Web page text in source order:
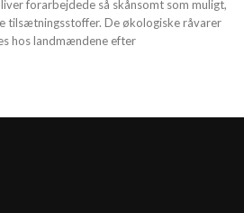
forarbejdede så skånsomt som muligt,
tilsætningsstoffer. De økologiske råvarer
hos landmændene efter